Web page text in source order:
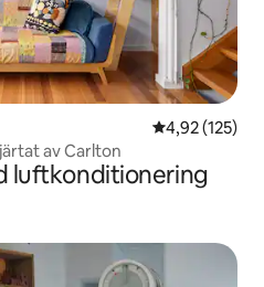
4,92 av 5 i
4,92 (125)
av Carlton
luftkonditionering